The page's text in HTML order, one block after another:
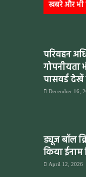
खबरे और भी
परिवहन
गोपनीयता
पासवर्ड देखें
December 16,
ड्यूज बॉल
किया
April 12, 2026